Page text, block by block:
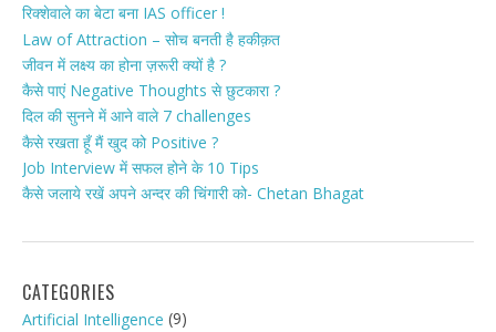
रिक्शेवाले का बेटा बना IAS officer !
Law of Attraction – सोच बनती है हकीक़त
जीवन में लक्ष्य का होना ज़रूरी क्यों है ?
कैसे पाएं Negative Thoughts से छुटकारा ?
दिल की सुनने में आने वाले 7 challenges
कैसे रखता हूँ मैं खुद को Positive ?
Job Interview में सफल होने के 10 Tips
कैसे जलाये रखें अपने अन्दर की चिंगारी को- Chetan Bhagat
CATEGORIES
Artificial Intelligence (9)